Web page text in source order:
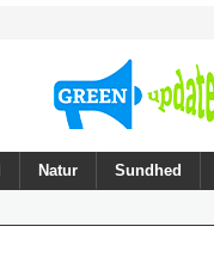
Natur Sundhed